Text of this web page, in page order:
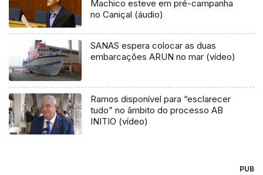
Machico esteve em pré-campanha
no Caniçal (áudio)
SANAS espera colocar as duas
embarcações ARUN no mar (vídeo)
Ramos disponível para “esclarecer
tudo” no âmbito do processo AB
INITIO (vídeo)
PUB